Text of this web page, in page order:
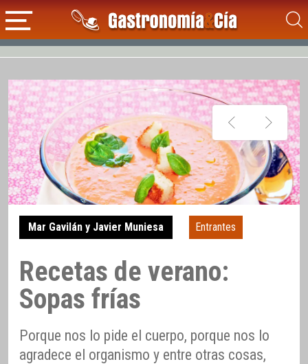
Mar Gavilán y Javier Muniesa Entrantes
Recetas de verano:
Sopas frías
Porque nos lo pide el cuerpo, porque nos lo
agradece el organismo y entre otras cosas,